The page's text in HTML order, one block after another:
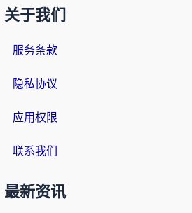
关于我们
服务条款
隐私协议
应用权限
联系我们
最新资讯